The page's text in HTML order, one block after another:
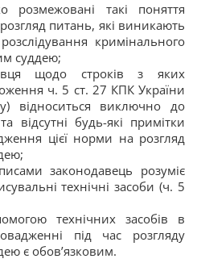
розмежовані такі поняття
питань, які виникають
кримінального
суддею;
щодо строків з яких
ч. 5 ст. 27 КПК України
відноситься виключно до
відсутні будь-які примітки
цієї норми на розгляд
законодавець розуміє
технічні засоби (ч. 5
технічних засобів в
під час розгляду
є обов’язковим.